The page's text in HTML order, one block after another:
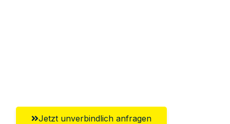
Jetzt unverbindlich anfragen